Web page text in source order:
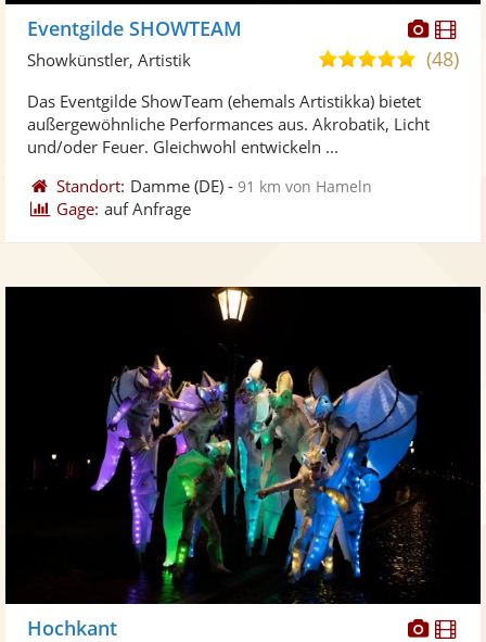
Eventgilde SHOWTEAM
4,9
5
(48)
Showkünstler, Artistik
Das Eventgilde ShowTeam (ehemals Artistikka) bietet
außergewöhnliche Performances aus. Akrobatik, Licht
und/oder Feuer. Gleichwohl entwickeln ...
Standort: Damme (DE) -91 km von Hameln
Gage: auf Anfrage
Hochkant